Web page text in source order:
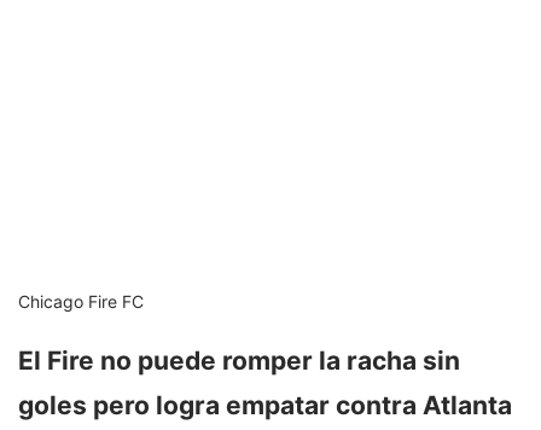
Chicago Fire FC
El Fire no puede romper la racha sin
goles pero logra empatar contra Atlanta